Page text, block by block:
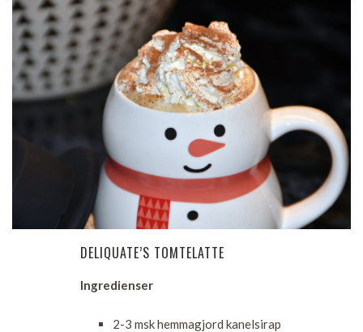
DELIQUATE’S TOMTELATTE
Ingredienser
2-3 msk hemmagjord kanelsirap